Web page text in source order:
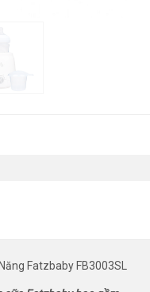
Fatzbaby FB3003SL